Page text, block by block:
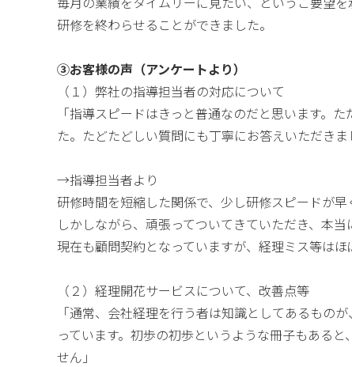
研修を終わらせることができました。
③お客様の声（アンケートより）
（１）弊社の指導担当者の対応について
「指導スピードはきっと普通なのだと思います。
た。たどたどしい質問にも丁寧にお答えいただきま
→指導担当者より
研修時間を短縮した関係で、少し研修スピードが早
しかしながら、頑張ってついてきていただき、本当
現在も顧問契約となっていますが、経理ミス等は
（２）経理開花サービスについて、改善点等
「通常、会社経理を行う者は知識としてあるもの
っています。初歩の初歩というような冊子もある
せん」